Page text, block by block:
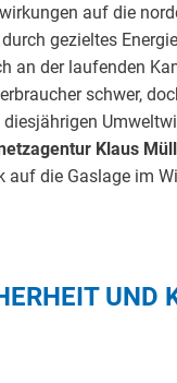
auf die
gezieltes
an der laufenden
schwer,
Klaus
auf die Gaslage im
UND